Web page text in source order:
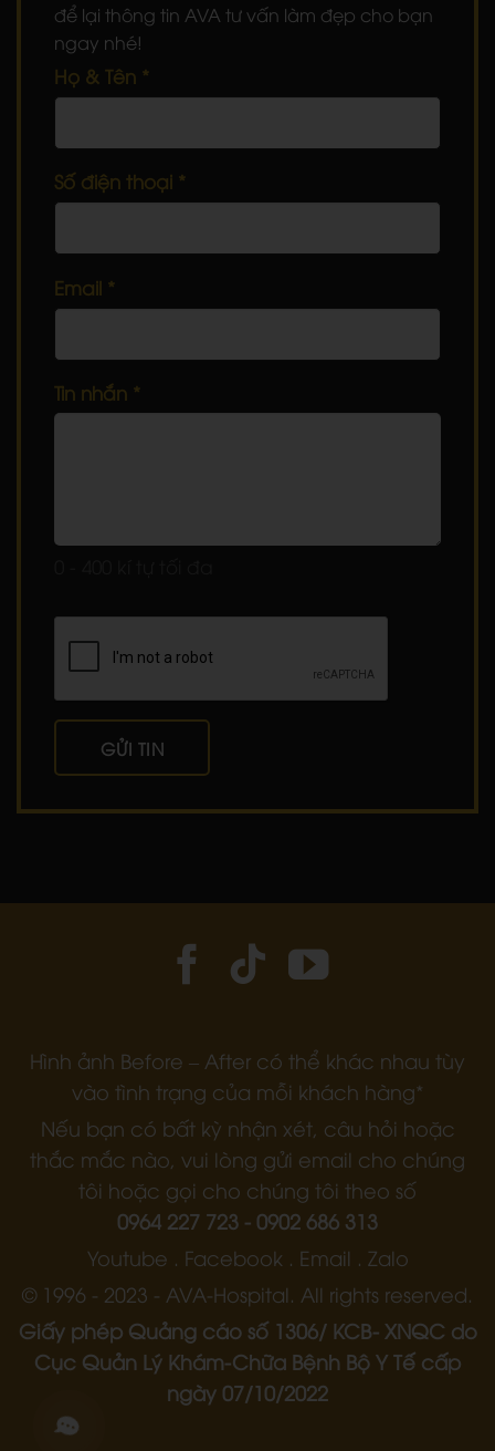
để lại thông tin AVA tư vấn làm đẹp cho bạn
ngay nhé!
Họ & Tên *
Số điện thoại *
Email *
Tin nhắn *
Hình ảnh Before – After có thể khác nhau tùy
vào tình trạng của mỗi khách hàng*
Nếu bạn có bất kỳ nhận xét, câu hỏi hoặc
thắc mắc nào, vui lòng gửi email cho chúng
tôi hoặc gọi cho chúng tôi theo số
0964 227 723 - 0902 686 313
Youtube . Facebook . Email . Zalo
© 1996 - 2023 - AVA-Hospital. All rights reserved.
Giấy phép Quảng cáo số 1306/ KCB- XNQC do
Cục Quản Lý Khám-Chữa Bệnh Bộ Y Tế cấp
ngày 07/10/2022